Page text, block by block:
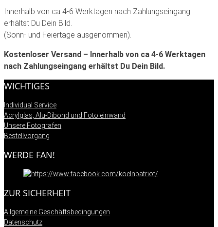
Innerhalb von ca 4-6 Werktagen nach Zahlungseingang
erhältst Du Dein Bild.
(Sonn- und Feiertage ausgenommen).
Kostenloser Versand – Innerhalb von ca 4-6 Werktagen
nach Zahlungseingang erhältst Du Dein Bild.
WICHTIGES
Individual Service
Acrylglas, Alu-Dibond und Fotoleinwand
Unsere Fotografen
Bestellvorgang
WERDE FAN!
ZUR SICHERHEIT
Allgemeine Geschäftsbedingungen
Datenschutz